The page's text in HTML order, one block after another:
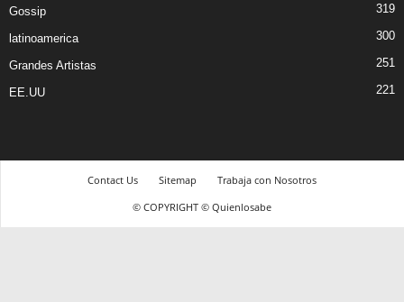
Gossip 319
latinoamerica 300
Grandes Artistas 251
EE.UU 221
Contact Us Sitemap
Trabaja con Nosotros
© COPYRIGHT © Quienlosabe